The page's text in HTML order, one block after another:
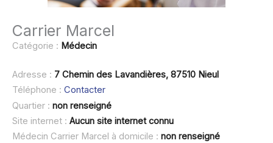
Carrier Marcel
Catégorie : Médecin
Adresse : 7 Chemin des Lavandières, 87510 Nieul
Téléphone : Contacter
Quartier : non renseigné
Site internet : Aucun site internet connu
Médecin Carrier Marcel à domicile : non renseigné